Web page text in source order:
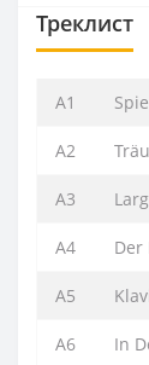
Треклист
A1
A2
A3
A4 Der
A5
A6 In